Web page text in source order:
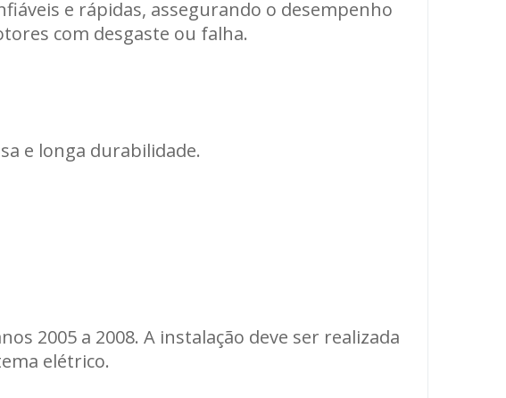
e rápidas, assegurando o desempenho
com desgaste ou falha.
e longa durabilidade.
2005 a 2008. A instalação deve ser realizada
elétrico.